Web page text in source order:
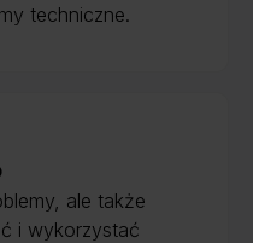
techniczne.
ale także
i wykorzystać